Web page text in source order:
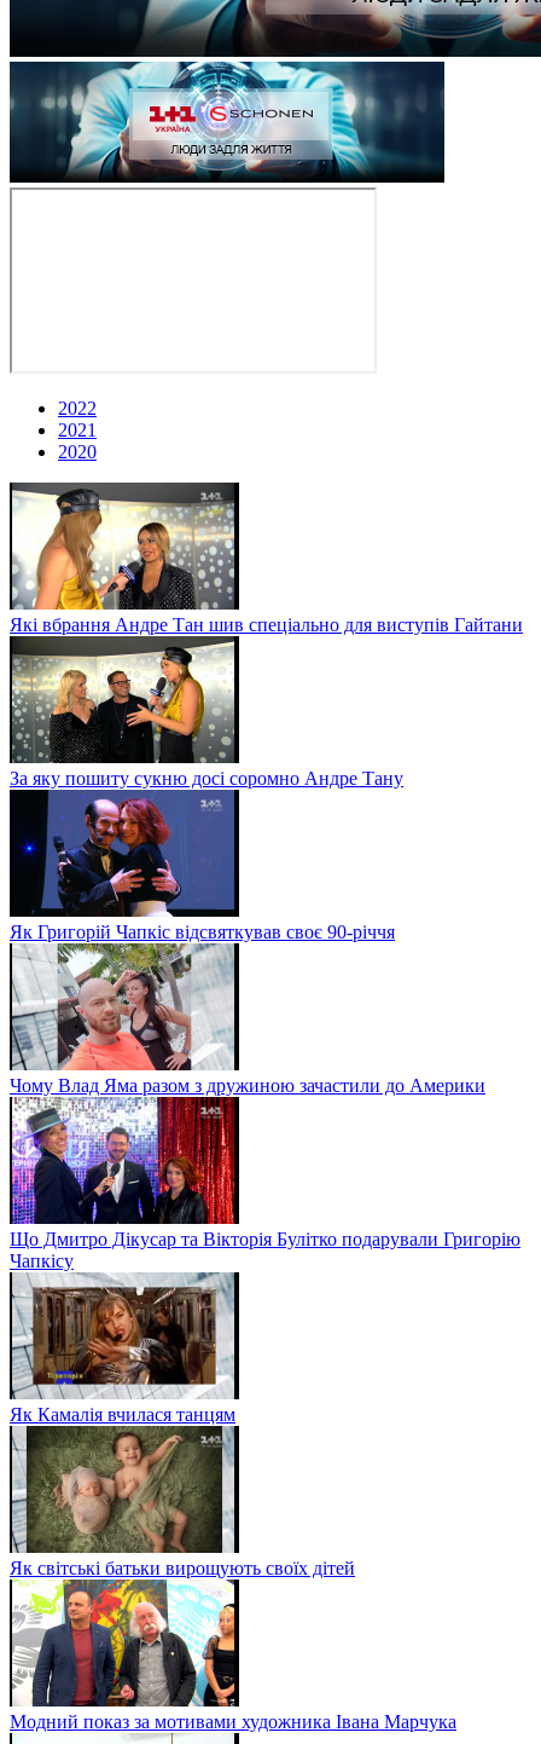
2022
2021
2020
Які вбрання Андре Тан шив спеціально для виступів Гайтани
За яку пошиту сукню досі соромно Андре Тану
Як Григорій Чапкіс відсвяткував своє 90-річчя
Чому Влад Яма разом з дружиною зачастили до Америки
Що Дмитро Дікусар та Вікторія Булітко подарували Григорію
Чапкісу
Як Камалія вчилася танцям
Як світські батьки вирощують своїх дітей
Модний показ за мотивами художника Івана Марчука